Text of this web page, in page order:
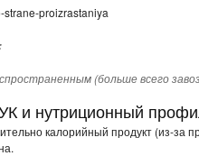
(больше всего
и нутриционный
калорийный продукт (из-за